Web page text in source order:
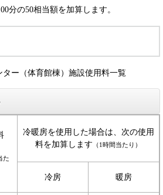
分の50相当額を加算します。
ター（体育館棟）施設使用料一覧
た
冷暖房を使用した場合は、次の使用
料を加算します （1時間当たり）
冷房 暖房